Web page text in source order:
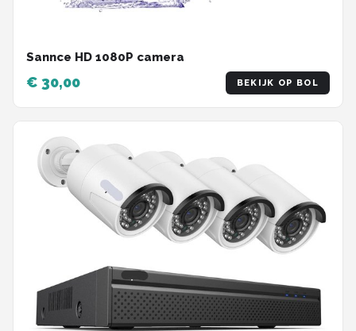
Sannce HD 1080P camera
€ 30,00 BEKIJK OP BOL